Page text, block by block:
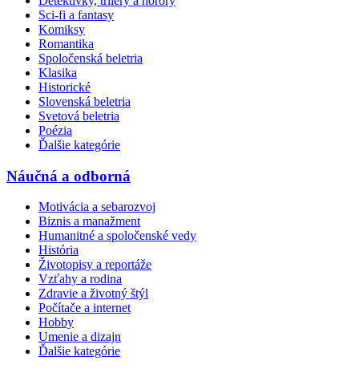
Sci-fi a fantasy
Komiksy
Romantika
Spoločenská beletria
Klasika
Historické
Slovenská beletria
Svetová beletria
Poézia
Ďalšie kategórie
Náučná a odborná
Motivácia a sebarozvoj
Biznis a manažment
Humanitné a spoločenské vedy
História
Životopisy a reportáže
Vzťahy a rodina
Zdravie a životný štýl
Počítače a internet
Hobby
Umenie a dizajn
Ďalšie kategórie